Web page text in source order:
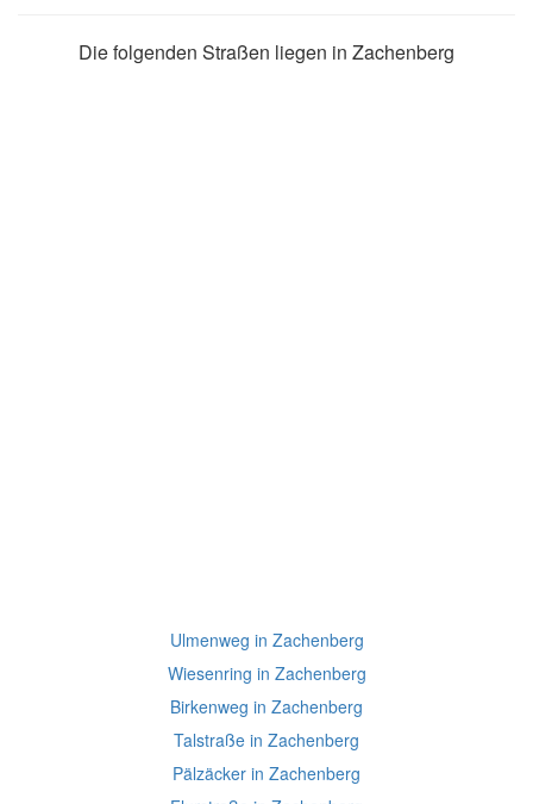
Die folgenden Straßen liegen in Zachenberg
Ulmenweg in Zachenberg
Wiesenring in Zachenberg
Birkenweg in Zachenberg
Talstraße in Zachenberg
Pälzäcker in Zachenberg